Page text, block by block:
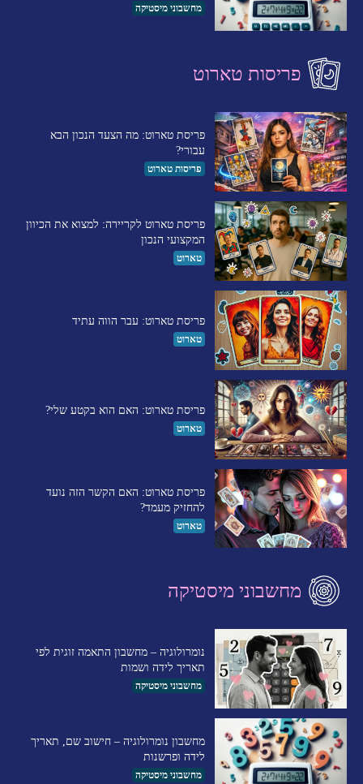
מחשבוני מיסטיקה
פריסות טארוט
פריסת טארוט: מה הצעד הנכון הבא
עבורי?
פריסות טארוט
פריסת טארוט לקריירה: למצוא את הכיוון
המקצועי הנכון
טארוט
פריסת טארוט: עבר הווה עתיד
טארוט
פריסת טארוט: האם הוא בקטע שלי?
טארוט
פריסת טארוט: האם הקשר הזה נועד
להחזיק מעמד?
טארוט
מחשבוני מיסטיקה
נומרולוגיה – מחשבון התאמה זוגית לפי
תאריך לידה ושמות
מחשבוני מיסטיקה
מחשבון נומרולוגיה – חישוב שם, תאריך
לידה ופרשנות
מחשבוני מיסטיקה